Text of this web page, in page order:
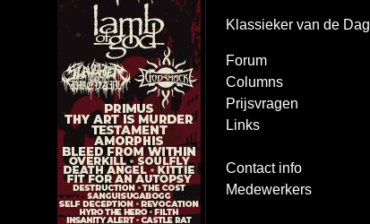
Klassieker van de Dag
Forum
Columns
Prijsvragen
Links
Contact info
Medewerkers